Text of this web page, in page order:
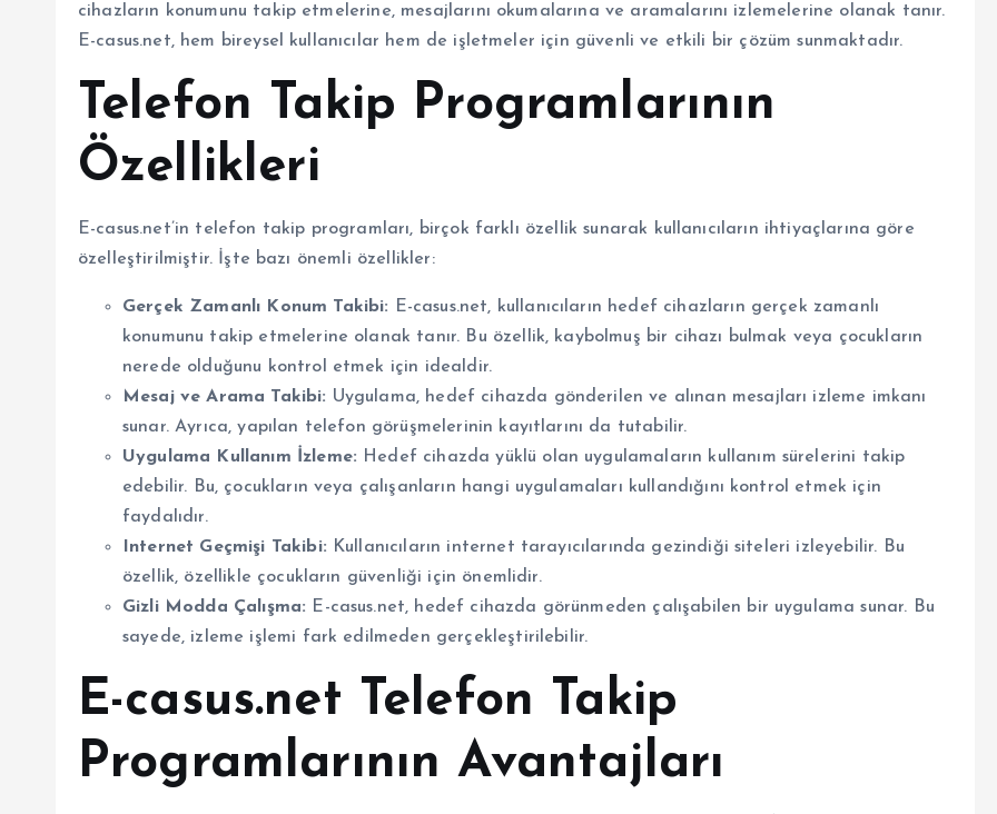
cihazların konumunu takip etmelerine, mesajlarını okumalarına ve aramalarını izlemelerine olanak tanır.
E-casus.net, hem bireysel kullanıcılar hem de işletmeler için güvenli ve etkili bir çözüm sunmaktadır.
Telefon Takip Programlarının
Özellikleri
E-casus.net’in telefon takip programları, birçok farklı özellik sunarak kullanıcıların ihtiyaçlarına göre
özelleştirilmiştir. İşte bazı önemli özellikler:
Gerçek Zamanlı Konum Takibi: E-casus.net, kullanıcıların hedef cihazların gerçek zamanlı
konumunu takip etmelerine olanak tanır. Bu özellik, kaybolmuş bir cihazı bulmak veya çocukların
nerede olduğunu kontrol etmek için idealdir.
Mesaj ve Arama Takibi: Uygulama, hedef cihazda gönderilen ve alınan mesajları izleme imkanı
sunar. Ayrıca, yapılan telefon görüşmelerinin kayıtlarını da tutabilir.
Uygulama Kullanım İzleme: Hedef cihazda yüklü olan uygulamaların kullanım sürelerini takip
edebilir. Bu, çocukların veya çalışanların hangi uygulamaları kullandığını kontrol etmek için
faydalıdır.
Internet Geçmişi Takibi: Kullanıcıların internet tarayıcılarında gezindiği siteleri izleyebilir. Bu
özellik, özellikle çocukların güvenliği için önemlidir.
Gizli Modda Çalışma: E-casus.net, hedef cihazda görünmeden çalışabilen bir uygulama sunar. Bu
sayede, izleme işlemi fark edilmeden gerçekleştirilebilir.
E-casus.net Telefon Takip
Programlarının Avantajları